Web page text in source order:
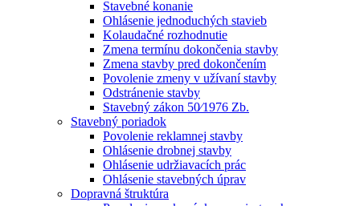
Stavebné konanie
Ohlásenie jednoduchých stavieb
Kolaudačné rozhodnutie
Zmena termínu dokončenia stavby
Zmena stavby pred dokončením
Povolenie zmeny v užívaní stavby
Odstránenie stavby
Stavebný zákon 50⁄1976 Zb.
Stavebný poriadok
Povolenie reklamnej stavby
Ohlásenie drobnej stavby
Ohlásenie udržiavacích prác
Ohlásenie stavebných úprav
Dopravná štruktúra